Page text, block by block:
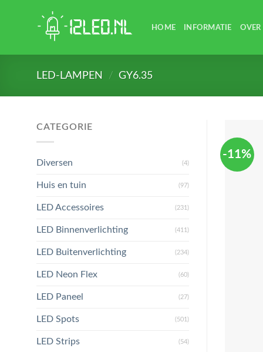
HOME INFORMATIE OVER
LED-LAMPEN / GY6.35
CATEGORIE
Diversen (4)
Huis en tuin (97)
LED Accessoires (231)
LED Binnenverlichting (411)
LED Buitenverlichting (234)
LED Neon Flex (60)
LED Paneel (27)
LED Spots (501)
LED Strips (54)
-11%